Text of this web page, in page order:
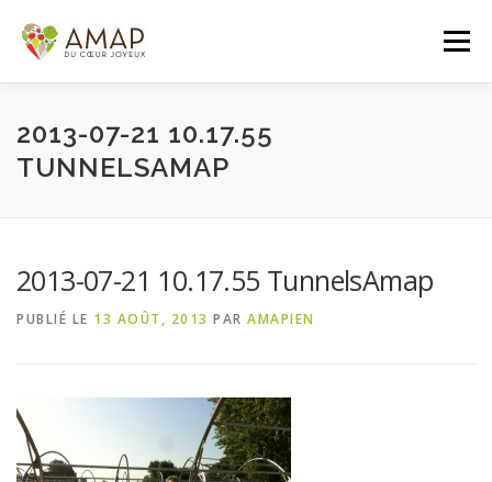
contenu
Menu
ACCUEIL L’AMAP LES PANIERS
PANIER DE LA SEMAINE
2013-07-21 10.17.55
TUNNELSAMAP
2013-07-21 10.17.55 TunnelsAmap
PUBLIÉ LE 13 AOÛT, 2013 PAR AMAPIEN